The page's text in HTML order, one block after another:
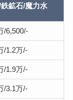
鉱石/魔力水
/6,500/‐
/1.2万/‐
/1.9万/‐
/3.1万/‐